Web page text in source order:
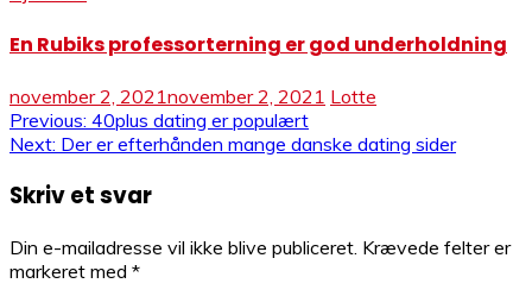
En Rubiks professorterning er god underholdning
november 2, 2021november 2, 2021 Lotte
Indlægsnavigation
Previous: 40plus dating er populært
Next: Der er efterhånden mange danske dating sider
Skriv et svar
Din e-mailadresse vil ikke blive publiceret. Krævede felter er
markeret med *